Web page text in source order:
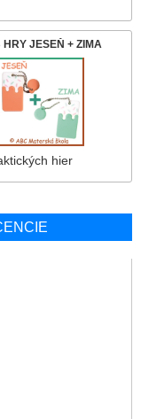
HRY JESEŇ + ZIMA
hier